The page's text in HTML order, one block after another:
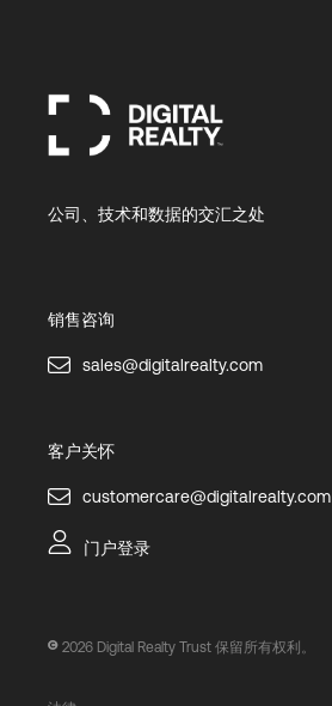
公司、技术和数据的交汇之处
销售咨询
sales@digitalrealty.com
客户关怀
customercare@digitalrealty.com
门户登录
2026 Digital Realty Trust 保留所有权利。